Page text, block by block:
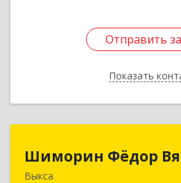
Отправить
Показать
Отправить
Назад
Шиморин Фёдор
Выкса
Шиморин Фёдор